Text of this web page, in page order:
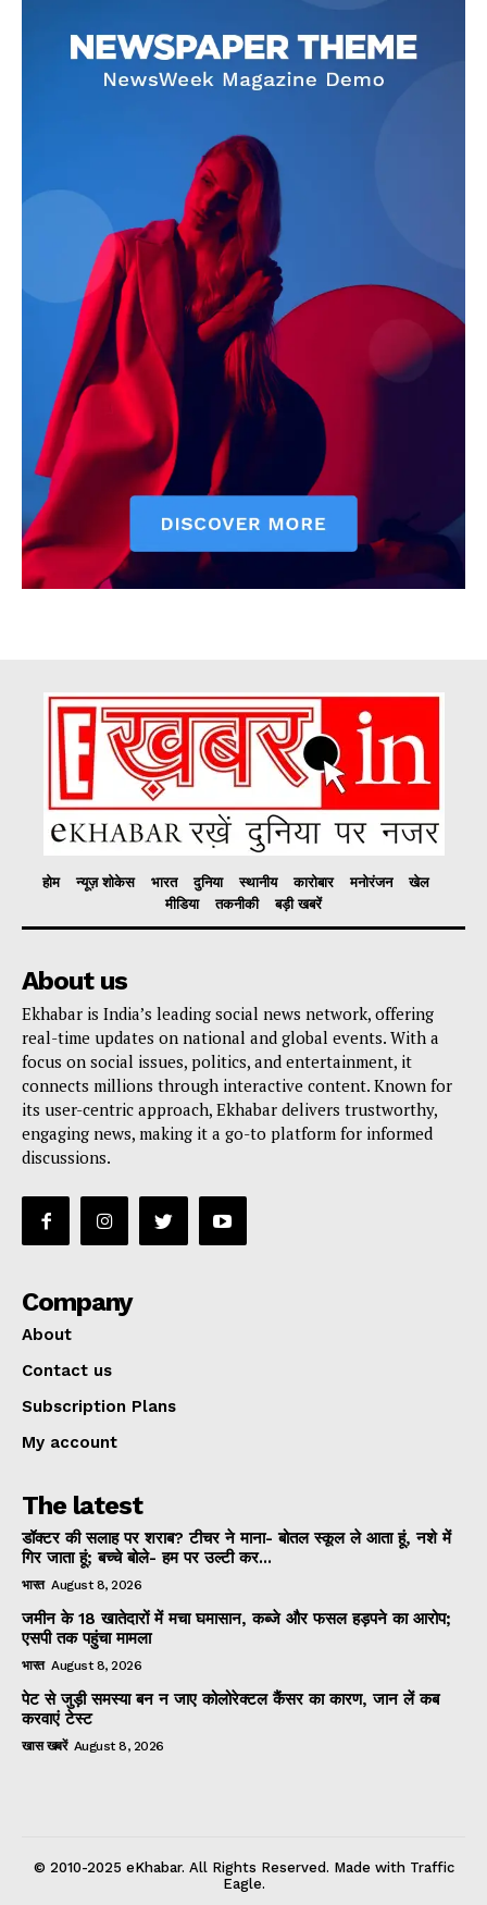
Contact us
Subscription Plans
My account
होम न्यूज़ शोकेस भारत दुनिया स्थानीय कारोबार मनोरंजन
खेल
मीडिया
तकनीकी बड़ी खबरें
About us
Ekhabar is India’s leading social news network, offering
real-time updates on national and global events. With a
focus on social issues, politics, and entertainment, it
connects millions through interactive content. Known for
its user-centric approach, Ekhabar delivers trustworthy,
engaging news, making it a go-to platform for informed
discussions.
Company
About
Contact us
Subscription Plans
My account
The latest
डॉक्टर की सलाह पर शराब? टीचर ने माना- बोतल स्कूल ले आता हूं, नशे में
गिर जाता हूं; बच्चे बोले- हम पर उल्टी कर...
भारत August 8, 2026
जमीन के 18 खातेदारों में मचा घमासान, कब्जे और फसल हड़पने का आरोप;
एसपी तक पहुंचा मामला
भारत August 8, 2026
पेट से जुड़ी समस्या बन न जाए कोलोरेक्टल कैंसर का कारण, जान लें कब
करवाएं टेस्ट
खास खबरें August 8, 2026
© 2010-2025 eKhabar. All Rights Reserved. Made with Traffic
Eagle.